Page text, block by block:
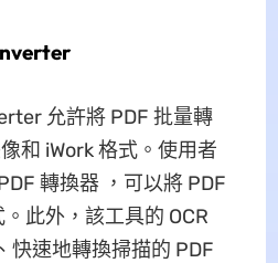
允許將 PDF 批量轉
和 iWork 格式。使用者
轉換器 ，可以將 PDF
此外，該工具的 OCR
快速地轉換掃描的 PDF